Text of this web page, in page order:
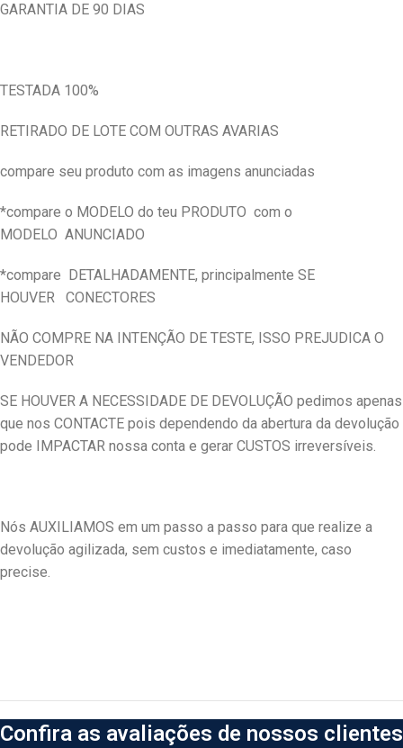
GARANTIA DE 90 DIAS
TESTADA 100%
RETIRADO DE LOTE COM OUTRAS AVARIAS
compare seu produto com as imagens anunciadas
*compare o MODELO do teu PRODUTO com o
MODELO ANUNCIADO
*compare
DETALHADAMENTE, principalmente SE
HOUVER
CONECTORES
NÃO COMPRE NA INTENÇÃO DE TESTE, ISSO PREJUDICA O
VENDEDOR
SE HOUVER A NECESSIDADE DE DEVOLUÇÃO pedimos apenas
que nos CONTACTE pois dependendo da abertura da devolução
pode IMPACTAR nossa conta e gerar CUSTOS irreversíveis.
Nós AUXILIAMOS em um passo a passo para que realize a
devolução agilizada, sem custos e imediatamente, caso
precise.
Confira as avaliações de nossos clientes